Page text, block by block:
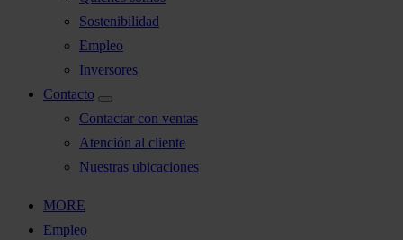
Sostenibilidad
Empleo
Inversores
Contacto
Contactar con ventas
Atención al cliente
Nuestras ubicaciones
MORE
Empleo